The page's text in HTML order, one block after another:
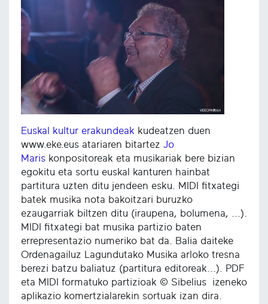
Euskal kultur erakundeak kudeatzen duen
www.eke.eus atariaren bitartez Jo
Maris konpositoreak eta musikariak bere bizian
egokitu eta sortu euskal kanturen hainbat
partitura uzten ditu jendeen esku. MIDI fitxategi
batek musika nota bakoitzari buruzko
ezaugarriak biltzen ditu (iraupena, bolumena, ...).
MIDI fitxategi bat musika partizio baten
errepresentazio numeriko bat da. Balia daiteke
Ordenagailuz Lagundutako Musika arloko tresna
berezi batzu baliatuz (partitura editoreak...). PDF
eta MIDI formatuko partizioak © Sibelius izeneko
aplikazio komertzialarekin sortuak izan dira.